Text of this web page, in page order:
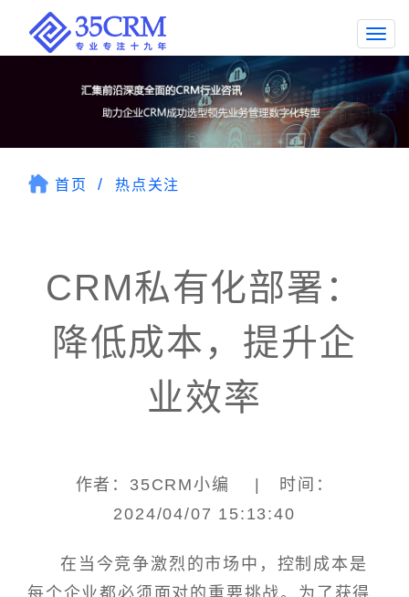
首页 热点关注
CRM私有化部署：
降低成本，提升企
业效率
作者：35CRM小编 | 时间：
2024/04/07 15:13:40
在当今竞争激烈的市场中，控制成本是
每个企业都必须面对的重要挑战。为了获得